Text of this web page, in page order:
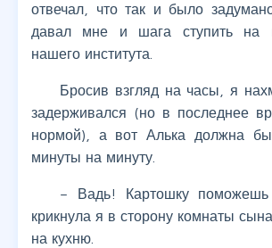
отвечал, что так и было
давал мне и шага ступить на
нашего института.
Бросив взгляд на часы, я
задерживался (но в последнее
нормой), а вот Алька должна
минуты на минуту.
– Вадь! Картошку поможешь
крикнула я в сторону комнаты
на кухню.